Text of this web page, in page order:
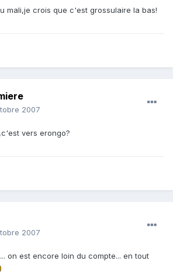
mali,je crois que c'est grossulaire la bas!
2007
vers erongo?
2007
on est encore loin du compte... en tout